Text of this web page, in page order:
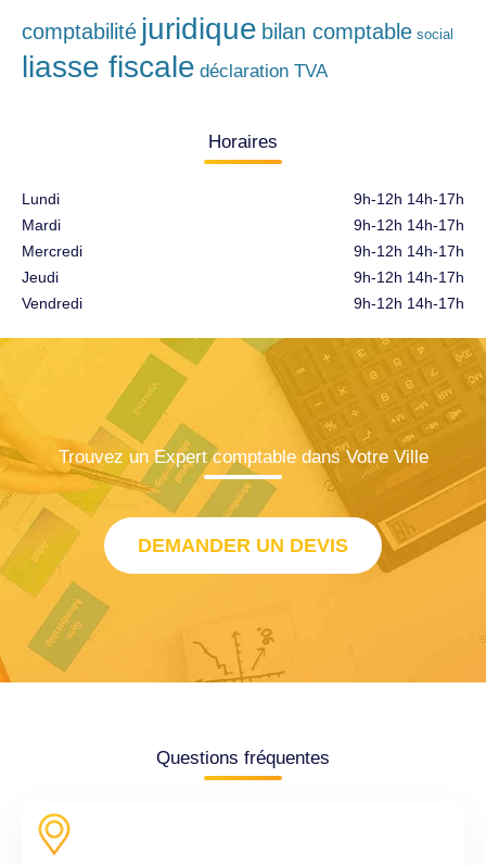
comptabilité juridique bilan comptable social
liasse fiscale déclaration TVA
Horaires
Lundi
Mardi
Mercredi
Jeudi
Vendredi
9h-12h 14h-17h
9h-12h 14h-17h
9h-12h 14h-17h
9h-12h 14h-17h
9h-12h 14h-17h
Trouvez un Expert comptable dans Votre Ville
DEMANDER UN DEVIS
Questions fréquentes